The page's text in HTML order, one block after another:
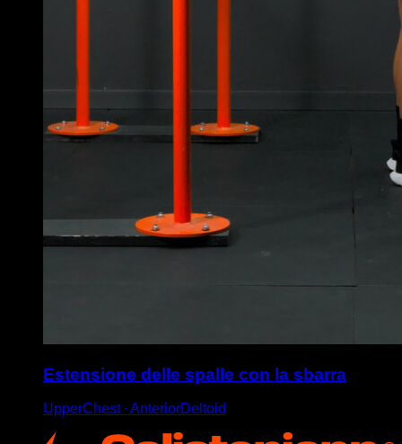
Estensione delle spalle con la sbarra
UpperChest ∙ AnteriorDeltoid